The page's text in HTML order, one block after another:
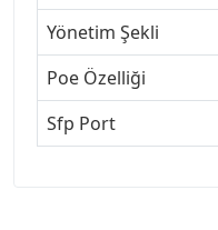
Yönetim Şekli
Poe Özelliği
Sfp Port